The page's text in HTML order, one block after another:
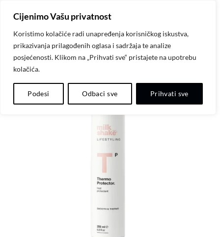
Cijenimo Vašu privatnost
Koristimo kolačiće radi unapređenja korisničkog iskustva,
prikazivanja prilagođenih oglasa i sadržaja te analize
posjećenosti. Klikom na „Prihvati sve“ pristajete na upotrebu
kolačića.
Podesi Odbaci sve Prihvati sve
content
-20%
Dodaj
listu